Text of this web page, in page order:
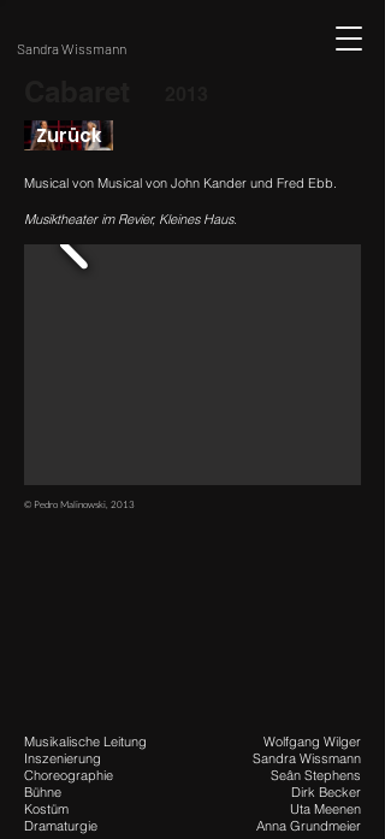
Sandra Wissmann
Zurück
Musical von Musical von John Kander und Fred Ebb.
Musiktheater im Revier, Kleines Haus.
© Pedro Malinowski, 2013
Musikalische Leitung
Inszenierung
Choreographie
Bühne
Kostüm
Dramaturgie
Wolfgang Wilger
Sandra Wissmann
Seân Stephens
Dirk Becker
Uta Meenen
Anna Grundmeier